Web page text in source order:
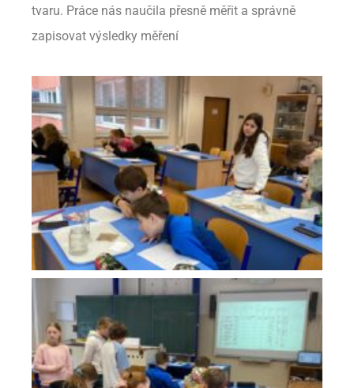
tvaru. Práce nás naučila přesně měřit a správně
zapisovat výsledky měření